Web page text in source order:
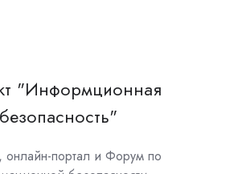
"Информционная
безопасность"
онлайн-портал и Форум по